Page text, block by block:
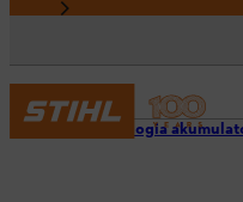
Technologia